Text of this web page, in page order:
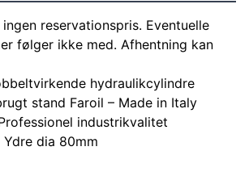
reservationspris. Eventuelle
følger ikke med. Afhentning kan
hydraulikcylindre
stand Faroil – Made in Italy
industrikvalitet
dia 80mm